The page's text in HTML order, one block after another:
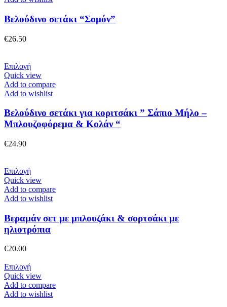
προϊόντος
παραλλαγές.
Οι
στη
σελίδα
του
προϊόντος
Βελούδινο σετάκι “Σομόν”
€26.50
ΕπιλογήΑυτό
το
προϊόν
έχει
παραλλαγές.
Οι
επιλογές
σελίδα
του
προϊόντος
Quick view
Add to compare
Add to wishlist
Βελούδινο σετάκι για κοριτσάκι ” Σάπιο Μήλο –
Μπλουζοφόρεμα & Κολάν “
€24.90
ΕπιλογήΑυτό
το
προϊόν
έχει
παραλλαγές.
Οι
επιλογές
στη
σελίδα
του
προϊόντος
Quick view
Add to compare
Add to wishlist
Βεραμάν σετ με μπλουζάκι & σορτσάκι με
ηλιοτρόπια
€20.00
ΕπιλογήΑυτό
το
προϊόν
έχει
Quick view
Add to compare
Add to wishlist